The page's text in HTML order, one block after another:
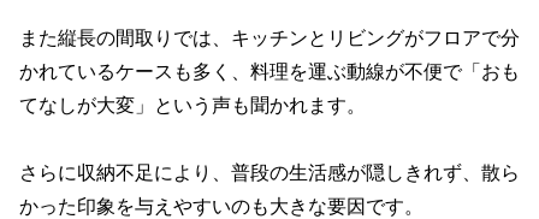
また縦長の間取りでは、キッチンとリビングがフロアで分
かれているケースも多く、料理を運ぶ動線が不便で「おも
てなしが大変」という声も聞かれます。
さらに収納不足により、普段の生活感が隠しきれず、散ら
かった印象を与えやすいのも大きな要因です。